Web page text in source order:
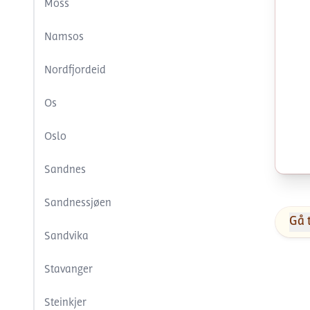
Moss
Namsos
Nordfjordeid
Os
Oslo
Sandnes
Sandnessjøen
Sandvika
Stavanger
Steinkjer
Gå